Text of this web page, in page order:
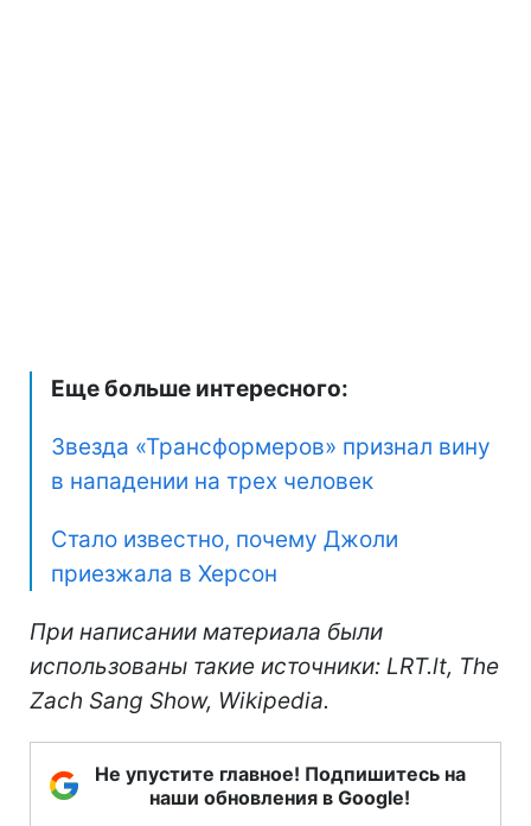
Еще больше интересного:
Звезда «Трансформеров» признал вину
в нападении на трех человек
Стало известно, почему Джоли
приезжала в Херсон
При написании материала были
использованы такие источники: LRT.lt, The
Zach Sang Show, Wikipedia.
Не упустите главное! Подпишитесь на
наши обновления в Google!